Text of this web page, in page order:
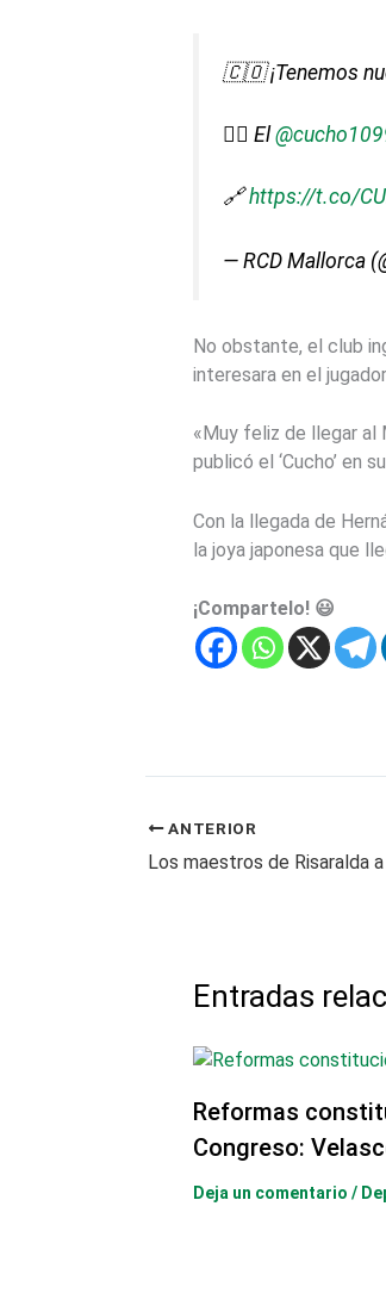
🇨🇴 ¡Tenemos
✍🏻 El
🔗https://t.co/
— RCD Mallorca
No obstante, el club
interesara en el jugador
«Muy feliz de llegar al
publicó el ‘Cucho’ en
Con la llegada de
la joya japonesa que
¡Compartelo! 😃
ANTERIOR
Entradas
Reformas
Congreso:
Deja un comentario /